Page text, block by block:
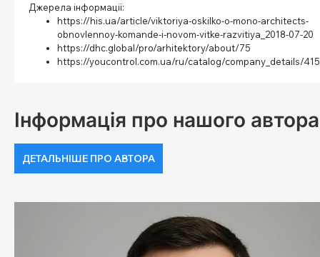
Джерела інформації:
https://his.ua/article/viktoriya-oskilko-o-mono-architects-
obnovlennoy-komande-i-novom-vitke-razvitiya_2018-07-20
https://dhc.global/pro/arhitektory/about/75
https://youcontrol.com.ua/ru/catalog/company_details/
Інформація про нашого
ДЕТАЛЬНІШЕ ПРО АВТОРА